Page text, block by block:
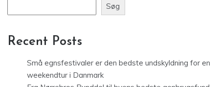
Søg
Recent Posts
Små egnsfestivaler er den bedste undskyldning for en
weekendtur i Danmark